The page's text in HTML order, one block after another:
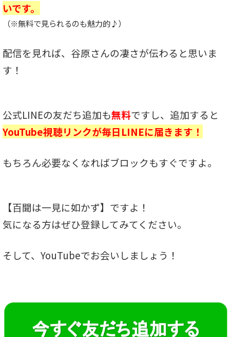
いです。
（※無料で見られるのも魅力的♪）
配信を見れば、谷原さんの凄さが伝わると思いま
す！
公式LINEの友だち追加も無料ですし、追加すると
YouTube視聴リンクが毎日LINEに届きます！
もちろん必要なくなればブロックもすぐですよ。
【百聞は一見に如かず】ですよ！
気になる方はぜひ登録してみてください。
そして、YouTubeでお会いしましょう！